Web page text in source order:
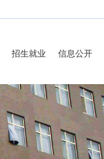
招生就业 信息公开